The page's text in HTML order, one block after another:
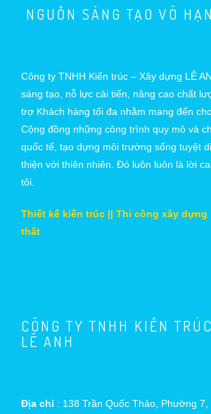
NGUỒN SÁNG TẠO VÔ HẠN
Công ty TNHH Kiến trúc – Xây dựng LÊ
sáng tạo, nỗ lực cải tiến, nâng cao chất
trợ Khách hàng tối đa nhằm mang đến
Cộng đồng những công trình quy mô và
quốc tế, tạo dựng môi trường sống tuyệt
thiện với thiên nhiên. Đó luôn luôn là lời
tôi.
Thiết kế kiến trúc || Thi công xây dựng
thất
CÔNG TY TNHH KIẾN
LÊ ANH
Địa chỉ : 138 Trần Quốc Thảo, Phường 7,